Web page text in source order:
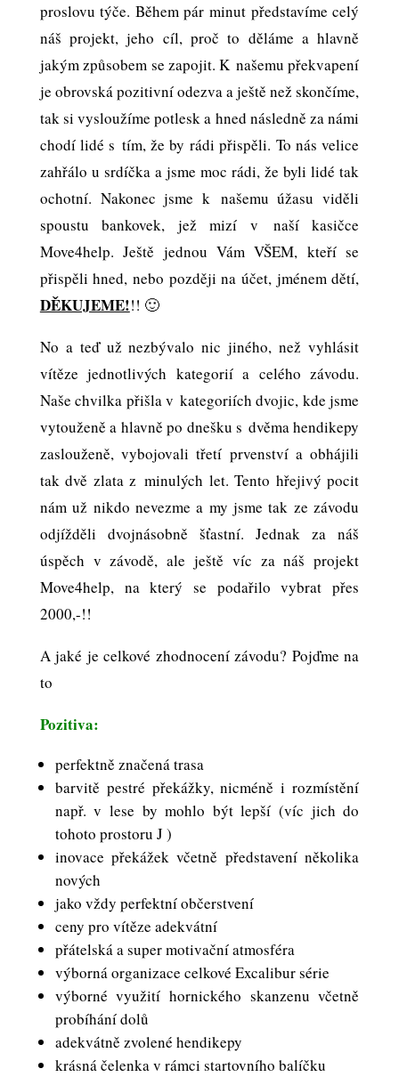
proslovu týče. Během pár minut představíme celý
náš projekt, jeho cíl, proč to děláme a hlavně
jakým způsobem se zapojit. K našemu překvapení
je obrovská pozitivní odezva a ještě než skončíme,
tak si vysloužíme potlesk a hned následně za námi
chodí lidé s tím, že by rádi přispěli. To nás velice
zahřálo u srdíčka a jsme moc rádi, že byli lidé tak
ochotní. Nakonec jsme k našemu úžasu viděli
spoustu bankovek, jež mizí v naší kasičce
Move4help. Ještě jednou Vám VŠEM, kteří se
přispěli hned, nebo později na účet, jménem dětí,
DĚKUJEME!!! 🙂
No a teď už nezbývalo nic jiného, než vyhlásit
vítěze jednotlivých kategorií a celého závodu.
Naše chvilka přišla v kategoriích dvojic, kde jsme
vytouženě a hlavně po dnešku s dvěma hendikepy
zaslouženě, vybojovali třetí prvenství a obhájili
tak dvě zlata z minulých let. Tento hřejivý pocit
nám už nikdo nevezme a my jsme tak ze závodu
odjížděli dvojnásobně šťastní. Jednak za náš
úspěch v závodě, ale ještě víc za náš projekt
Move4help, na který se podařilo vybrat přes
2000,-!!
A jaké je celkové zhodnocení závodu? Pojďme na
to
Pozitiva:
perfektně značená trasa
barvitě pestré překážky, nicméně i rozmístění
např. v lese by mohlo být lepší (víc jich do
tohoto prostoru J )
inovace překážek včetně představení několika
nových
jako vždy perfektní občerstvení
ceny pro vítěze adekvátní
přátelská a super motivační atmosféra
výborná organizace celkové Excalibur série
výborné využití hornického skanzenu včetně
probíhání dolů
adekvátně zvolené hendikepy
krásná čelenka v rámci startovního balíčku